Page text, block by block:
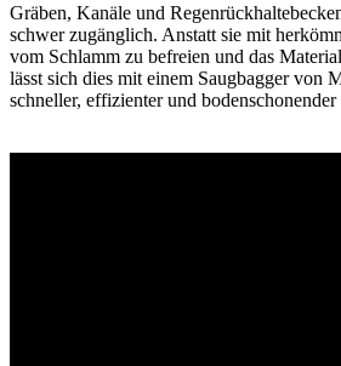
Gräben, Kanäle und
schwer zugänglich. Anstatt sie mit
vom Schlamm zu befreien und das
lässt sich dies mit einem Saugbagger von
schneller, effizienter und bodenschonender